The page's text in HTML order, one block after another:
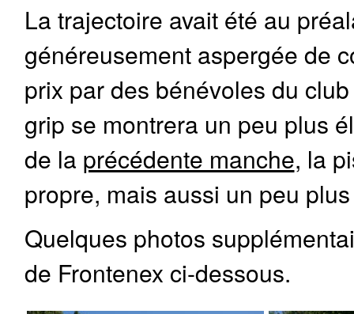
La trajectoire avait été au
généreusement aspergée de
prix par des bénévoles du
grip se montrera un peu plus
de la précédente manche, la
propre, mais aussi un peu
Quelques photos
de Frontenex ci-dessous.